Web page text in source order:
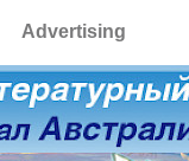
Advertising